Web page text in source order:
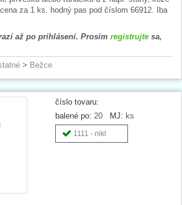
za 1 ks. hodný pas pod číslom 66912. Iba
až po prihlásení. Prosím registrujte sa,
> Bežce
číslo tovaru:
balené po: 20 MJ: ks
1111 - nikl